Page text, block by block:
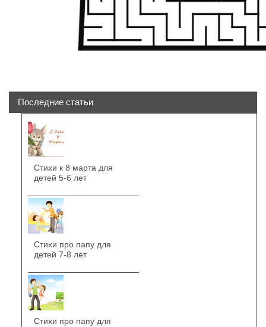
Последние статьи
Стихи к 8 марта для
детей 5-6 лет
Стихи про папу для
детей 7-8 лет
Стихи про папу для